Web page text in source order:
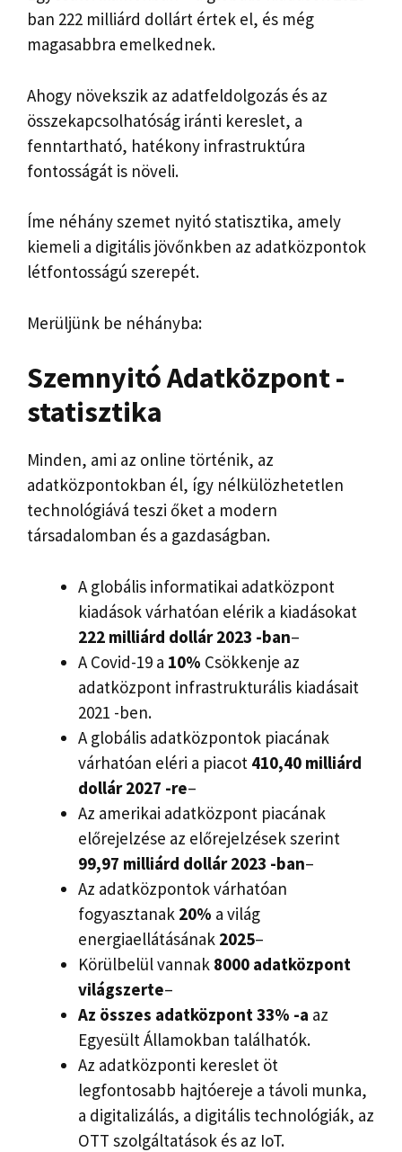
ban 222 milliárd dollárt értek el, és még
magasabbra emelkednek.
Ahogy növekszik az adatfeldolgozás és az
összekapcsolhatóság iránti kereslet, a
fenntartható, hatékony infrastruktúra
fontosságát is növeli.
Íme néhány szemet nyitó statisztika, amely
kiemeli a digitális jövőnkben az adatközpontok
létfontosságú szerepét.
Merüljünk be néhányba:
SzemnyitóAdatközpont -
statisztika
Minden, ami az online történik, az
adatközpontokban él, így nélkülözhetetlen
technológiává teszi őket a modern
társadalomban és a gazdaságban.
A globális informatikai adatközpont
kiadások várhatóan elérik a kiadásokat
222 milliárd dollár 2023 -ban–
A Covid-19 a 10% Csökkenje az
adatközpont infrastrukturális kiadásait
2021 -ben.
A globális adatközpontok piacának
várhatóan eléri a piacot 410,40 milliárd
dollár 2027 -re–
Az amerikai adatközpont piacának
előrejelzése az előrejelzések szerint
99,97 milliárd dollár 2023 -ban–
Az adatközpontok várhatóan
fogyasztanak 20% a világ
energiaellátásának 2025–
Körülbelül vannak 8000 adatközpont
világszerte–
Az összes adatközpont 33% -a az
Egyesült Államokban találhatók.
Az adatközponti kereslet öt
legfontosabb hajtóereje a távoli munka,
a digitalizálás, a digitális technológiák, az
OTT szolgáltatások és az IoT.